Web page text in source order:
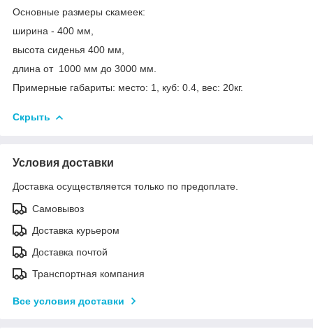
Основные размеры скамеек:
ширина - 400 мм,
высота сиденья 400 мм,
длина от 1000 мм до 3000 мм.
Примерные габариты: место: 1, куб: 0.4, вес: 20кг.
Скрыть
Условия доставки
Доставка осуществляется только по предоплате.
Самовывоз
Доставка курьером
Доставка почтой
Транспортная компания
Все условия доставки